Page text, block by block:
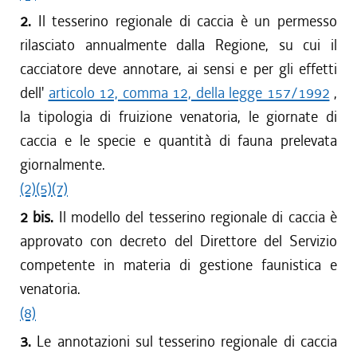
dal 01/06/2016 al 12/08/2016
dal 01/04/2016 al 31/05/2016
dal 01/04/2015 al 16/03/2016
dal 29/01/2015 al 31/03/2015
dal 18/12/2014 al 28/01/2015
dal 01/04/2014 al 17/12/2014
dal 08/08/2013 al 31/03/2014
dal 01/04/2013 al 07/08/2013
dal 17/08/2012 al 31/03/2013
dal 01/01/2012 al 31/03/2012
dal 25/08/2011 al 31/12/2011
dal 01/04/2011 al 24/08/2011
dal 01/01/2011 al 31/03/2011
dal 28/10/2010 al 31/12/2010
2. Il tesserino regionale di caccia è un permesso
rilasciato annualmente dalla Regione, su cui il
cacciatore deve annotare, ai sensi e per gli effetti
dell' articolo 12, comma 12, della legge 157/1992 ,
la tipologia di fruizione venatoria, le giornate di
caccia e le specie e quantità di fauna prelevata
giornalmente.
(2)(5)(7)
2 bis. Il modello del tesserino regionale di caccia è
approvato con decreto del Direttore del Servizio
competente in materia di gestione faunistica e
venatoria.
(8)
3. Le annotazioni sul tesserino regionale di caccia